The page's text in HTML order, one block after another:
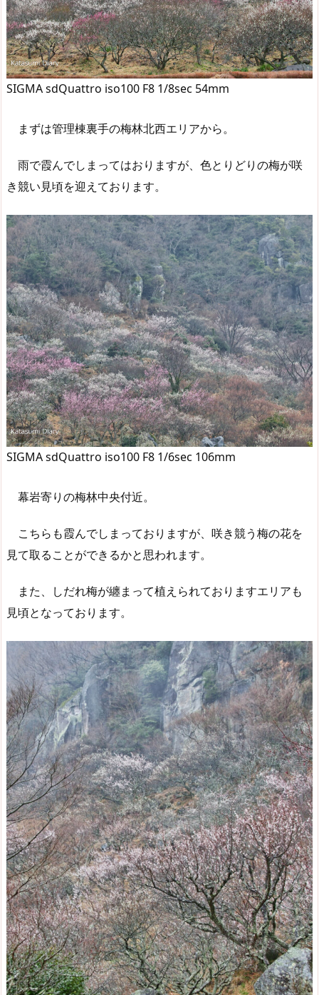
SIGMA sdQuattro iso100 F8 1/8sec 54mm
まずは管理棟裏手の梅林北西エリアから。
雨で霞んでしまってはおりますが、色とりどりの梅が咲
き競い見頃を迎えております。
SIGMA sdQuattro iso100 F8 1/6sec 106mm
幕岩寄りの梅林中央付近。
こちらも霞んでしまっておりますが、咲き競う梅の花を
見て取ることができるかと思われます。
また、しだれ梅が纏まって植えられておりますエリアも
見頃となっております。